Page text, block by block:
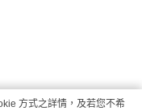
方式之詳情，及若您不希